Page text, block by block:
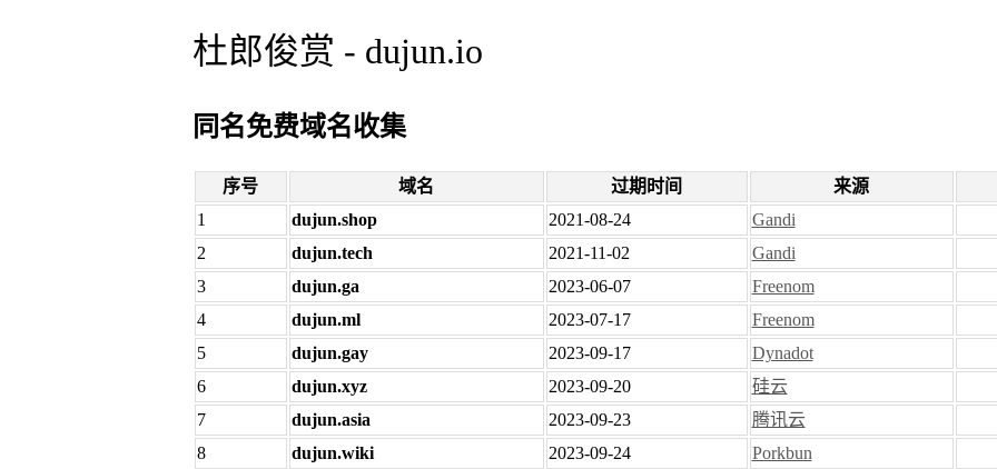
杜郎俊赏 - dujun.io
同名免费域名收集
序号 域名 过期时间
来源
1
dujun.shop 2021-08-24
Gandi
2
dujun.tech 2021-11-02
Gandi
3
dujun.ga 2023-06-07
Freenom
4
dujun.ml 2023-07-17
Freenom
5
dujun.gay 2023-09-17
Dynadot
6
dujun.xyz 2023-09-20
硅云
7
dujun.asia 2023-09-23
腾讯云
8
dujun.wiki 2023-09-24
Porkbun